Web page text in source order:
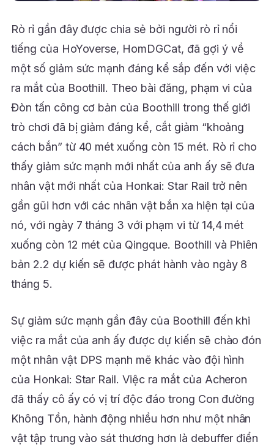
Rò rỉ gần đây được chia sẻ bởi người rò rỉ nổi
tiếng của HoYoverse, HomDGCat, đã gợi ý về
một số giảm sức mạnh đáng kể sắp đến với việc
ra mắt của Boothill. Theo bài đăng, phạm vi của
Đòn tấn công cơ bản của Boothill trong thế giới
trò chơi đã bị giảm đáng kể, cắt giảm “khoảng
cách bắn” từ 40 mét xuống còn 15 mét. Rò rỉ cho
thấy giảm sức mạnh mới nhất của anh ấy sẽ đưa
nhân vật mới nhất của Honkai: Star Rail trở nên
gần gũi hơn với các nhân vật bắn xa hiện tại của
nó, với ngày 7 tháng 3 với phạm vi từ 14,4 mét
xuống còn 12 mét của Qingque. Boothill và Phiên
bản 2.2 dự kiến sẽ được phát hành vào ngày 8
tháng 5.
Sự giảm sức mạnh gần đây của Boothill đến khi
việc ra mắt của anh ấy được dự kiến sẽ chào đón
một nhân vật DPS mạnh mẽ khác vào đội hình
của Honkai: Star Rail. Việc ra mắt của Acheron
đã thấy cô ấy có vị trí độc đáo trong Con đường
Không Tồn, hành động nhiều hơn như một nhân
vật tập trung vào sát thương hơn là debuffer điển